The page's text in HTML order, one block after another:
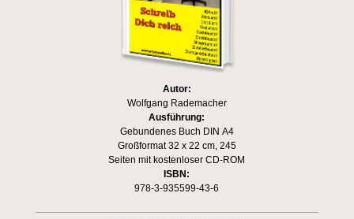
Autor:
Wolfgang Rademacher
Ausführung:
Gebundenes Buch DIN A4
Großformat 32 x 22 cm, 245
Seiten mit kostenloser CD-ROM
ISBN:
978-3-935599-43-6